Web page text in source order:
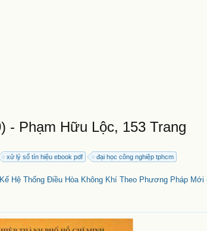
- Phạm Hữu Lộc, 153 Trang
xử lý số tín hiệu ebook pdf đại học công nghiệp tphcm
Hệ Thống Điều Hòa Không Khí Theo Phương Pháp Mới